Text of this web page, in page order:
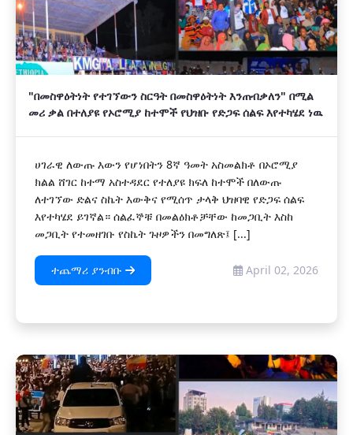
"በመስዋዕትነት የተገኘውን ስርዓት በመስዋዕትነት እንጠብቃለን" በሚል
መሪ ቃል በተለያዩ የኦሮሚያ ከተሞች የህዝቡ የድጋፍ ሰልፍ እየተካሄደ ነዉ
ሀገራዊ ለውጡ እውን የሆነበትን 8ኛ ዓመት አስመልክቶ በኦሮሚያ
ክልል ሸገር ከተማ አስተዳደር የተለያዩ ክፍለ ከተሞች በለውጡ
ለተገኘው ድልና ስኬት እውቅና የሚሰጥ ታላቅ ህዝባዊ የድጋፍ ሰልፍ
እየተካሄደ ይገኛል። ሰልፈኞቹ በመልዕክቶቻቸው ከመጋቢት እስከ
መጋቢት የተመዘገቡ የስኬት ጉዞዎችን በመግለጽ፤ [...]
ተጨማሪ ያንብቡ April 02, 2026